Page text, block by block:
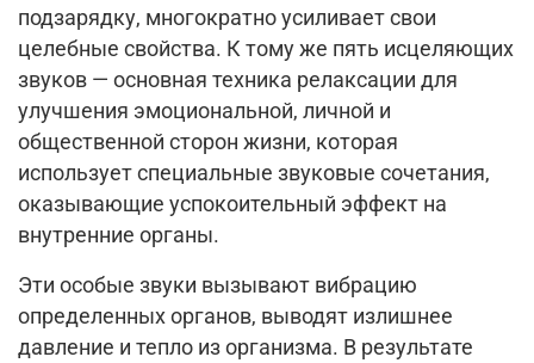
подзарядку, многократно усиливает свои
целебные свойства. К тому же пять исцеляющих
звуков — основная техника релаксации для
улучшения эмоциональной, личной и
общественной сторон жизни, которая
использует специальные звуковые сочетания,
оказывающие успокоительный эффект на
внутренние органы.
Эти особые звуки вызывают вибрацию
определенных органов, выводят излишнее
давление и тепло из организма. В результате